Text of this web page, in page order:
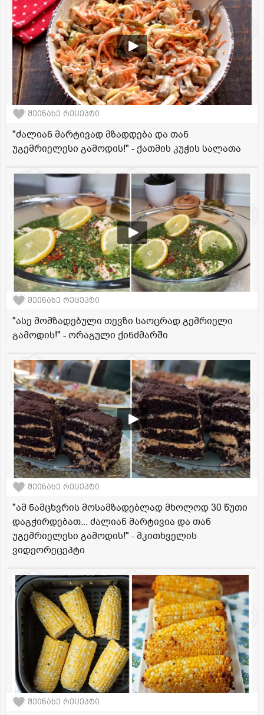
შეინახე რეცეპტი
"ძალიან მარტივად მზადდება და თან
უგემრიელესი გამოდის!" - ქათმის კუჭის სალათა
შეინახე რეცეპტი
"ასე მომზადებული თევზი საოცრად გემრიელი
გამოდის!" - ორაგული ქინძმარში
შეინახე რეცეპტი
"ამ ნამცხვრის მოსამზადებლად მხოლოდ 30 წუთი
დაგჭირდებათ... ძალიან მარტივია და თან
უგემრიელესი გამოდის!" - მკითხველის
ვიდეორეცეპტი
შეინახე რეცეპტი